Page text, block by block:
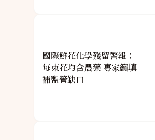
國際鮮花化學殘留警報：
每束花均含農藥 專家籲填
補監管缺口